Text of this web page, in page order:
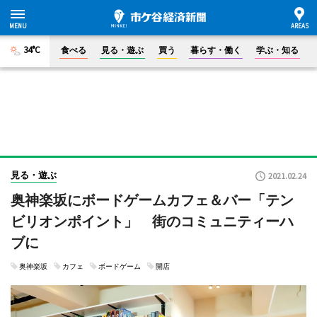
34°C 食べる 見る・遊ぶ 買う 暮らす・働く 学ぶ・知る
見る・遊ぶ 2021.02.24
奥神楽坂にボードゲームカフェ＆バー「テン
ビリオンポイント」 街のコミュニティーハ
ブに
奥神楽坂 カフェ ボードゲーム 開店